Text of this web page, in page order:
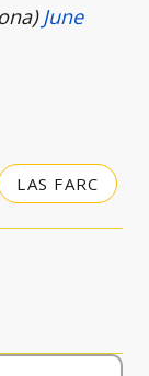
June
LAS FARC